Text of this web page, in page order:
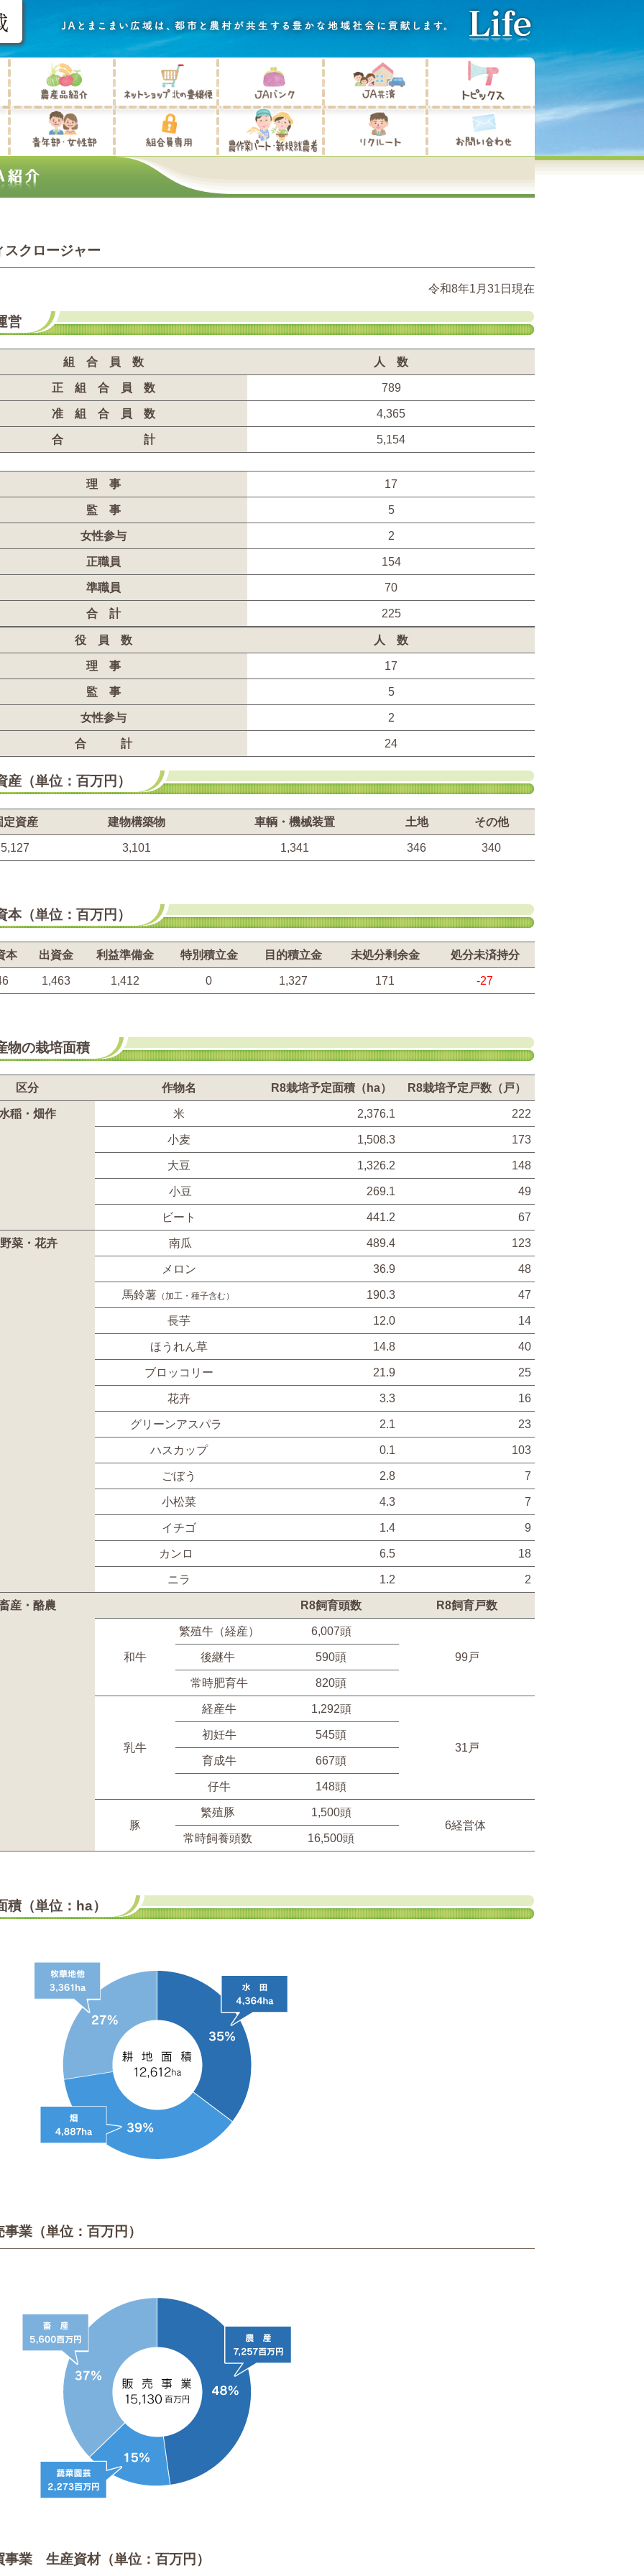
スクロージャー
令和8年1月31日現在
営
組 合 員 数 人 数
正 組 合 員 数 789
准 組 合 員 数 4,365
合 計 5,154
理 事 17
監 事 5
女性参与 2
正職員 154
準職員 70
合 計 225
役 員 数 人 数
理 事 17
監 事 5
女性参与 2
合 計 24
産（単位：百万円）
定資産 建物構築物 車輌・機械装置 土地 その他
5,127 3,101 1,341 346 340
本（単位：百万円）
本 出資金 利益準備金 特別積立金 目的積立金 未処分剰余金 処分未済持分
1,463 1,412 0 1,327 171 -27
物の栽培面積
区分 作物名 R8栽培予定面積（ha） R8栽培予定戸数（戸）
稲・畑作 米 2,376.1 222
小麦 1,508.3 173
大豆 1,326.2 148
小豆 269.1 49
ビート 441.2 67
菜・花卉 南瓜 489.4 123
メロン 36.9 48
馬鈴薯 （加工・種子含む） 190.3 47
長芋 12.0 14
ほうれん草 14.8 40
ブロッコリー 21.9 25
花卉 3.3 16
グリーンアスパラ 2.1 23
ハスカップ 0.1 103
ごぼう 2.8 7
小松菜 4.3 7
イチゴ 1.4 9
カンロ 6.5 18
ニラ 1.2 2
産・酪農 R8飼育頭数 R8飼育戸数
和牛
繁殖牛（経産） 6,007頭
99戸
後継牛 590頭
常時肥育牛 820頭
乳牛
経産牛 1,292頭
31戸
初妊牛 545頭
育成牛 667頭
仔牛 148頭
豚
繁殖豚
1,500頭
6経営体
常時飼養頭数
16,500頭
積（単位：ha）
事業（単位：百万円）
事業 生産資材（単位：百万円）